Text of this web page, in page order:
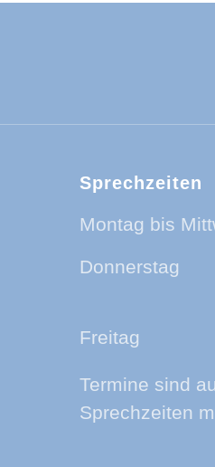
Sprechzeiten
Montag bis
Donnerstag
Freitag
Termine sind
Sprechzeiten